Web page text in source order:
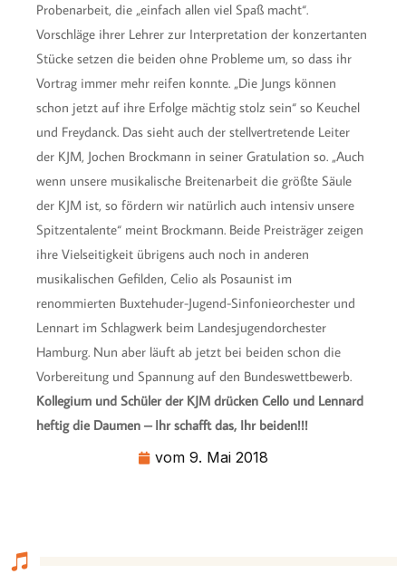
Probenarbeit, die „einfach allen viel Spaß macht“.
Vorschläge ihrer Lehrer zur Interpretation der konzertanten
Stücke setzen die beiden ohne Probleme um, so dass ihr
Vortrag immer mehr reifen konnte. „Die Jungs können
schon jetzt auf ihre Erfolge mächtig stolz sein“ so Keuchel
und Freydanck. Das sieht auch der stellvertretende Leiter
der KJM, Jochen Brockmann in seiner Gratulation so. „Auch
wenn unsere musikalische Breitenarbeit die größte Säule
der KJM ist, so fördern wir natürlich auch intensiv unsere
Spitzentalente“ meint Brockmann. Beide Preisträger zeigen
ihre Vielseitigkeit übrigens auch noch in anderen
musikalischen Gefilden, Celio als Posaunist im
renommierten Buxtehuder-Jugend-Sinfonieorchester und
Lennart im Schlagwerk beim Landesjugendorchester
Hamburg. Nun aber läuft ab jetzt bei beiden schon die
Vorbereitung und Spannung auf den Bundeswettbewerb.
Kollegium und Schüler der KJM drücken Cello und Lennard
heftig die Daumen – Ihr schafft das, Ihr beiden!!!
vom 9. Mai 2018